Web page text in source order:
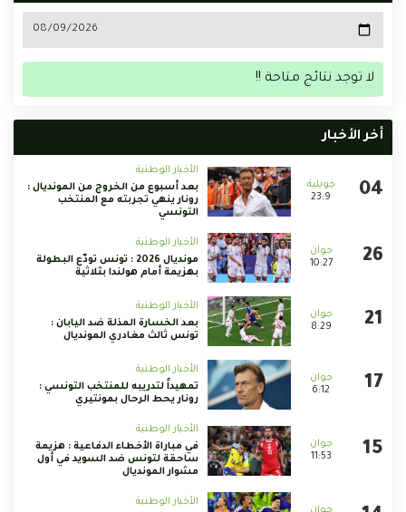
لا توجد نتائج متاحة !!
أخر الأخبار
23:9
الأخبار الوطنية
بعد أسبوع من الخروج من المونديال :
رونار ينهي تجربته مع المنتخب
التونسي
10:27
الأخبار الوطنية
مونديال 2026 : تونس تودّع البطولة
بهزيمة أمام هولندا بثلاثية
8:29
الأخبار الوطنية
بعد الخسارة المذلة ضد اليابان :
تونس ثالث مغادري المونديال
6:12
الأخبار الوطنية
تمهيداً لتدريبه للمنتخب التونسي :
رونار يحط الرحال بمونتيري
11:53
الأخبار الوطنية
في مباراة الأخطاء الدفاعية : هزيمة
ساحقة لتونس ضد السويد في أول
مشوار المونديال
الأخبار الوطنية